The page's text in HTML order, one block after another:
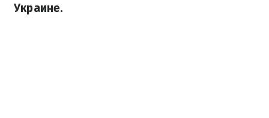
Украине.